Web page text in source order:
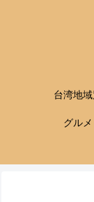
台湾地域
グルメ